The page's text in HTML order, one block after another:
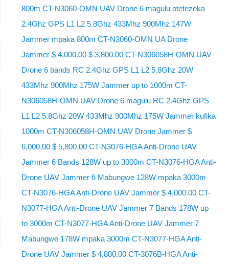
800m CT-N3060-OMN UAV Drone 6 magulu otetezeka
2.4Ghz GPS L1 L2 5.8Ghz 433Mhz 900Mhz 147W
Jammer mpaka 800m CT-N3060-OMN UA Drone
Jammer $ 4,000.00 $ 3,800.00 CT-N306058H-OMN UAV
Drone 6 bands RC 2.4Ghz GPS L1 L2 5.8Ghz 20W
433Mhz 900Mhz 175W Jammer up to 1000m CT-
N306058H-OMN UAV Drone 6 magulu RC 2.4Ghz GPS
L1 L2 5.8Ghz 20W 433Mhz 900Mhz 175W Jammer kufika
1000m CT-N306058H-OMN UAV Drone Jammer $
6,000.00 $ 5,800.00 CT-N3076-HGA Anti-Drone UAV
Jammer 6 Bands 128W up to 3000m CT-N3076-HGA ​​Anti-
Drone UAV Jammer 6 Mabungwe 128W mpaka 3000m
CT-N3076-HGA ​​Anti-Drone UAV Jammer $ 4,000.00 CT-
N3077-HGA Anti-Drone UAV Jammer 7 Bands 178W up
to 3000m CT-N3077-HGA Anti-Drone UAV Jammer 7
Mabungwe 178W mpaka 3000m CT-N3077-HGA Anti-
Drone UAV Jammer $ 4,800.00 CT-3076B-HGA Anti-